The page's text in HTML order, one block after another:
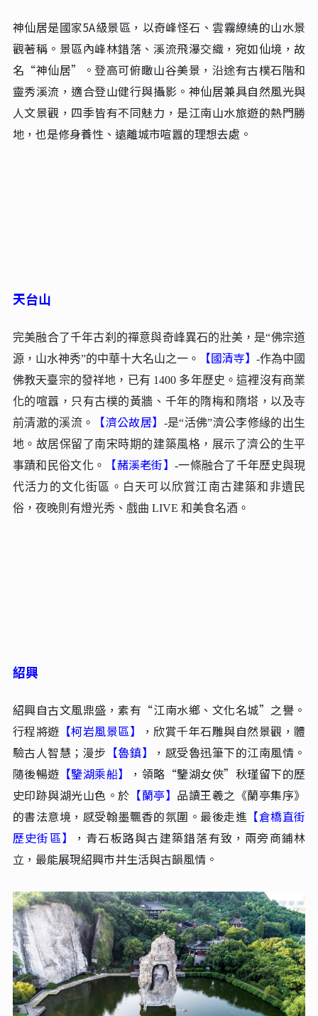
神仙居是國家5A級景區，以奇峰怪石、雲霧繚繞的山水景
觀著稱。景區內峰林錯落、溪流飛瀑交織，宛如仙境，故
名“神仙居”。登高可俯瞰山谷美景，沿途有古樸石階和
靈秀溪流，適合登山健行與攝影。神仙居兼具自然風光與
人文景觀，四季皆有不同魅力，是江南山水旅遊的熱門勝
地，也是修身養性、遠離城市喧囂的理想去處。
完美融合了千年古刹的禪意與奇峰異石的壯美，是“佛宗道
源，山水神秀”的中華十大名山之一。【國清寺】-‌作為中國
佛教天臺宗的發祥地，已有 1400 多年歷史。這裡沒有商業
化的喧囂，只有古樸的黃牆、千年的隋梅和隋塔，以及寺
前清澈的溪流。
【濟公故居】‌-是“活佛”濟公李修緣的出生